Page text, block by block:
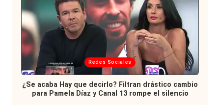
Publicada
en
Redes Sociales
¿Se acaba Hay que decirlo? Filtran drástico cambio
para Pamela Díaz y Canal 13 rompe el silencio